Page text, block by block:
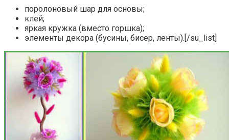
поролоновый шар для основы;
клей;
яркая кружка (вместо горшка);
элементы декора (бусины, бисер, ленты).[/su_list]